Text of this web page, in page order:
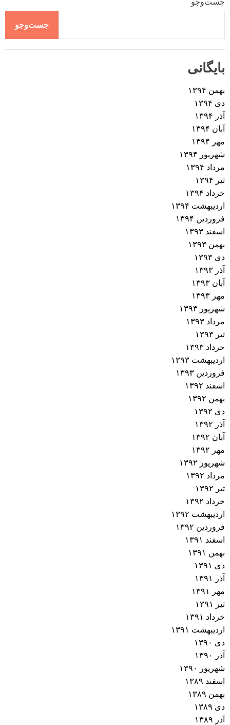
جست‌وجو
بایگانی
بهمن ۱۳۹۴
دی ۱۳۹۴
آذر ۱۳۹۴
آبان ۱۳۹۴
مهر ۱۳۹۴
شهریور ۱۳۹۴
مرداد ۱۳۹۴
تیر ۱۳۹۴
خرداد ۱۳۹۴
اردیبهشت ۱۳۹۴
فروردین ۱۳۹۴
اسفند ۱۳۹۳
بهمن ۱۳۹۳
دی ۱۳۹۳
آذر ۱۳۹۳
آبان ۱۳۹۳
مهر ۱۳۹۳
شهریور ۱۳۹۳
مرداد ۱۳۹۳
تیر ۱۳۹۳
خرداد ۱۳۹۳
اردیبهشت ۱۳۹۳
فروردین ۱۳۹۳
اسفند ۱۳۹۲
بهمن ۱۳۹۲
دی ۱۳۹۲
آذر ۱۳۹۲
آبان ۱۳۹۲
مهر ۱۳۹۲
شهریور ۱۳۹۲
مرداد ۱۳۹۲
تیر ۱۳۹۲
خرداد ۱۳۹۲
اردیبهشت ۱۳۹۲
فروردین ۱۳۹۲
اسفند ۱۳۹۱
بهمن ۱۳۹۱
دی ۱۳۹۱
آذر ۱۳۹۱
مهر ۱۳۹۱
تیر ۱۳۹۱
خرداد ۱۳۹۱
اردیبهشت ۱۳۹۱
دی ۱۳۹۰
آذر ۱۳۹۰
شهریور ۱۳۹۰
اسفند ۱۳۸۹
بهمن ۱۳۸۹
دی ۱۳۸۹
آذر ۱۳۸۹